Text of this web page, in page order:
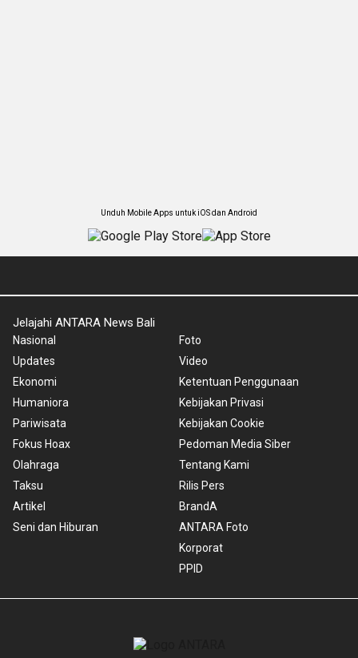
Unduh Mobile Apps untuk iOS dan Android
Jelajahi ANTARA News Bali
Nasional
Updates
Ekonomi
Humaniora
Pariwisata
Fokus Hoax
Olahraga
Taksu
Artikel
Seni dan Hiburan
Foto
Video
Ketentuan Penggunaan
Kebijakan Privasi
Kebijakan Cookie
Pedoman Media Siber
Tentang Kami
Rilis Pers
BrandA
ANTARA Foto
Korporat
PPID